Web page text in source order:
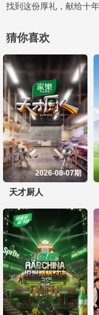
找到这份厚礼，献给十
猜你喜欢
2026-08-07期
天才厨人